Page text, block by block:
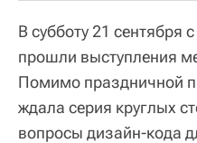
В субботу 21 сентября
прошли выступления
Помимо праздничной
ждала серия круглых
вопросы дизайн-кода